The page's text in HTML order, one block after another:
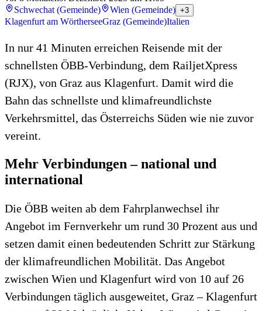
Schwechat (Gemeinde)
Wien (Gemeinde) +3
Klagenfurt am WörtherseeGraz (Gemeinde)Italien
In nur 41 Minuten erreichen Reisende mit der
schnellsten ÖBB-Verbindung, dem RailjetXpress
(RJX), von Graz aus Klagenfurt. Damit wird die
Bahn das schnellste und klimafreundlichste
Verkehrsmittel, das Österreichs Süden wie nie zuvor
vereint.
Mehr Verbindungen – national und
international
Die ÖBB weiten ab dem Fahrplanwechsel ihr
Angebot im Fernverkehr um rund 30 Prozent aus und
setzen damit einen bedeutenden Schritt zur Stärkung
der klimafreundlichen Mobilität. Das Angebot
zwischen Wien und Klagenfurt wird von 10 auf 26
Verbindungen täglich ausgeweitet, Graz – Klagenfurt